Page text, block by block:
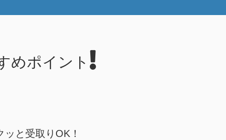
めポイント
と受取りOK！